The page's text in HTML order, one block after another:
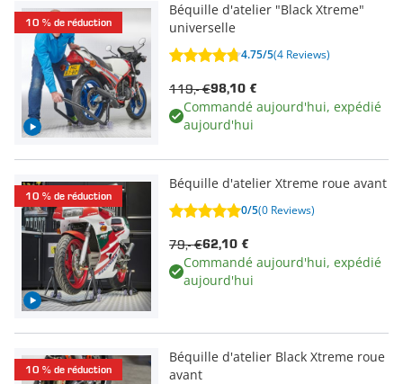
10 % de réduction
Béquille d'atelier "Black Xtreme"
universelle
4.75/5(4 Reviews)
98,10 €
119,- €
Commandé aujourd'hui, expédié
aujourd'hui
10 % de réduction
Béquille d'atelier Xtreme roue avant
0/5(0 Reviews)
62,10 €
79,- €
Commandé aujourd'hui, expédié
aujourd'hui
10 % de réduction
Béquille d'atelier Black Xtreme roue
avant